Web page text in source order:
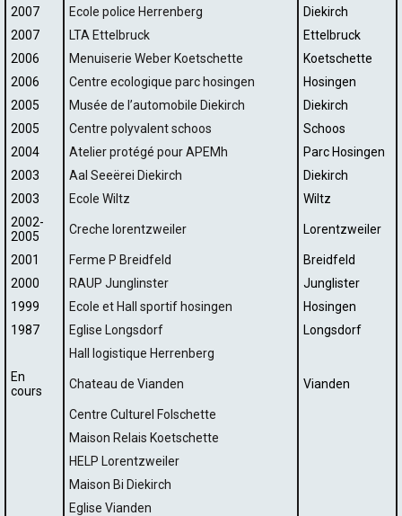
2007
Ecole police Herrenberg
Diekirch
2007
LTA Ettelbruck
Ettelbruck
2006
Menuiserie Weber Koetschette
Koetschette
2006
Centre ecologique parc hosingen
Hosingen
2005
Musée de l’automobile Diekirch
Diekirch
2005
Centre polyvalent schoos
Schoos
2004
Atelier protégé pour APEMh
Parc Hosingen
2003
Aal Seeërei Diekirch
Diekirch
2003
Ecole Wiltz
Wiltz
2002-
2005
Creche lorentzweiler Lorentzweiler
2001 Ferme P Breidfeld
Breidfeld
2000
RAUP Junglinster
Junglister
1999
Ecole et Hall sportif hosingen
Hosingen
1987
Eglise Longsdorf
Longsdorf
Hall logistique Herrenberg
En
cours
Chateau de Vianden Vianden
Centre Culturel Folschette
Maison Relais Koetschette
HELP Lorentzweiler
Maison Bi Diekirch
Eglise Vianden